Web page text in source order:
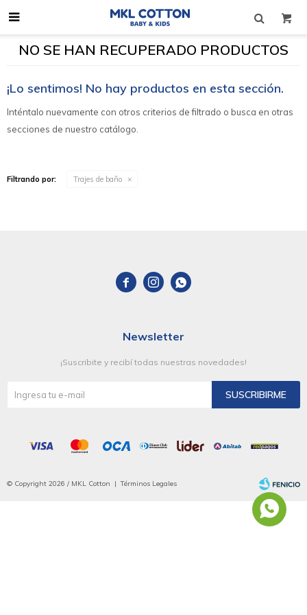

NO SE HAN RECUPERADO PRODUCTOS
¡Lo sentimos! No hay productos en esta sección.
Inténtalo nuevamente con otros criterios de filtrado o busca en otras
secciones de nuestro catálogo.
Filtrando por: Trajes de baño
  
Newsletter
¡Suscribite y recibí todas nuestras novedades!
SUSCRIBIRME
© Copyright 2026 / MKL Cotton |Términos Legales